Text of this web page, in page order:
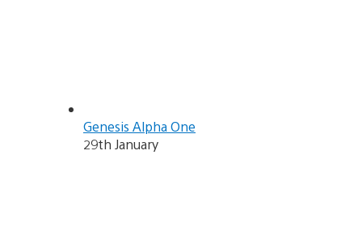
Genesis Alpha One
29th January